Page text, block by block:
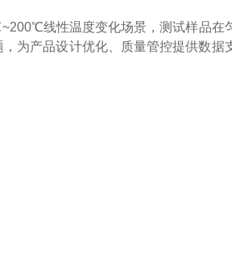
线性温度变化场景，测试样品在
为产品设计优化、质量管控提供数据